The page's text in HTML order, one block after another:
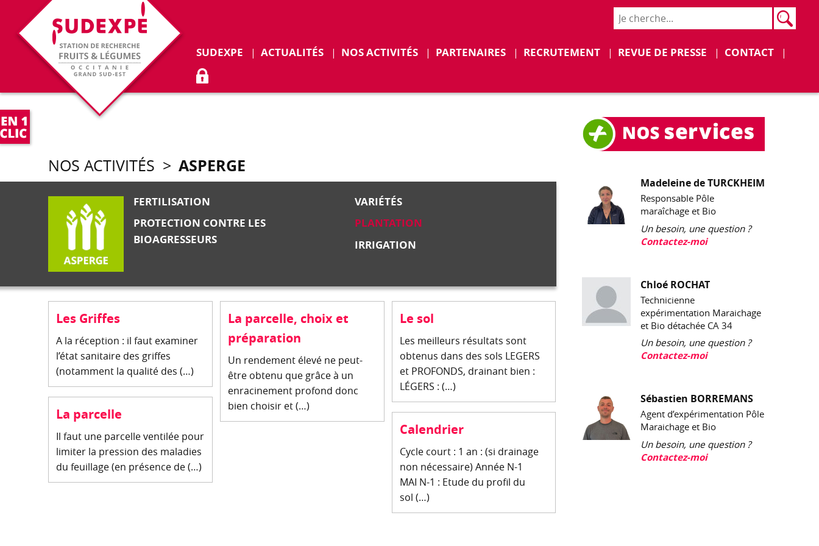
SUDEXPE Déplier
ACTUALITÉS NOS ACTIVITÉS Déplier
PARTENAIRES RECRUTEMENT Déplier
REVUE DE PRESSE Déplier
CONTACT
ACCÈS ADHÉRENTS
NOS ACTIVITÉS > ASPERGE
FERTILISATION
PROTECTION CONTRE LES
BIOAGRESSEURS
VARIÉTÉS
PLANTATION
IRRIGATION
Les Griffes
A la réception : il faut examiner
l’état sanitaire des griffes
(notamment la qualité des (…)
La parcelle, choix et
préparation
Un rendement élevé ne peut-
être obtenu que grâce à un
enracinement profond donc
bien choisir et (…)
Le sol
Les meilleurs résultats sont
obtenus dans des sols LEGERS
et PROFONDS, drainant bien :
LÉGERS : (…)
La parcelle
Il faut une parcelle ventilée pour
limiter la pression des maladies
du feuillage (en présence de (…)
Calendrier
Cycle court : 1 an : (si drainage
non nécessaire) Année N-1
MAI N-1 : Etude du profil du
sol (…)
Madeleine de TURCKHEIM
Responsable Pôle
maraîchage et Bio
Un besoin, une question ?
Contactez-moi
Chloé ROCHAT
Technicienne
expérimentation Maraichage
et Bio détachée CA 34
Un besoin, une question ?
Contactez-moi
Sébastien BORREMANS
Agent d’expérimentation Pôle
Maraichage et Bio
Un besoin, une question ?
Contactez-moi